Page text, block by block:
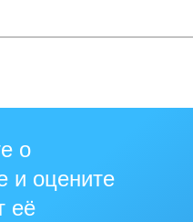
о
и оцените
её